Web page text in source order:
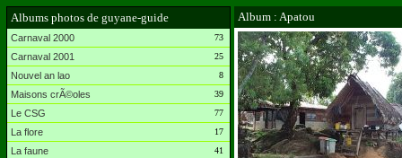
Albums photos de guyane-guide
Carnaval 2000 73
Carnaval 2001 25
Nouvel an lao 8
Maisons crÃ©oles 39
Le CSG 77
La flore 17
La faune 41
Album : Apatou